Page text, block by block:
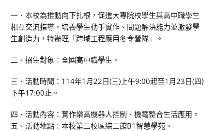
一、本校為推動向下扎根，促進大專院校學生與高中職學生
相互交流指導，培養學生動手實作、問題解決能力並激發學
生創造力，特辦理「跨域工程應用冬令營隊」。
二、招生對象：全國高中職學生。
三、活動時間：114年1月22日(三)上午9:00起至1月23日(四)
下午17:00止。
四、活動內容：實作樂高機器人控制、機電整合生活應用。
五、活動地點：本校第二校區綜二館B1智慧學苑。